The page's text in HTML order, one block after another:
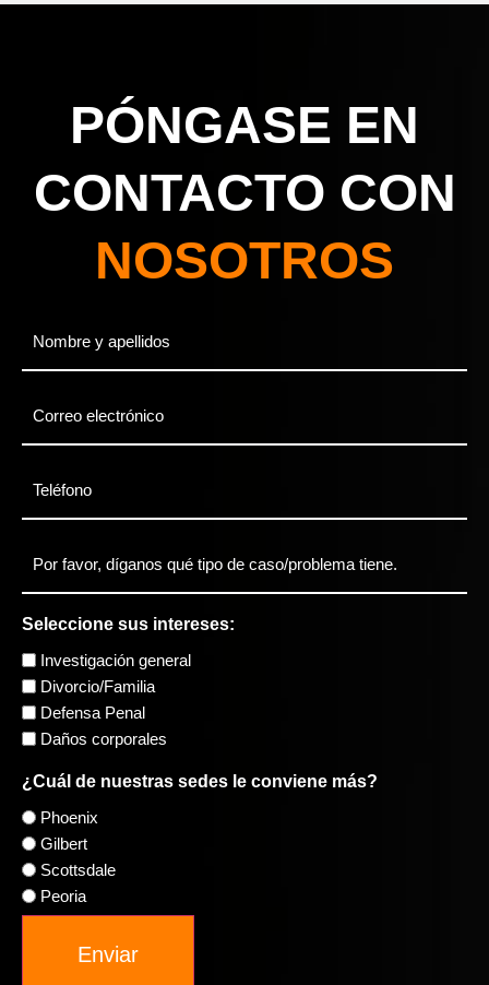
PÓNGASE EN
CONTACTO CON
NOSOTROS
Name *
Seleccione sus intereses:
Investigación general
Divorcio/Familia
Defensa Penal
Daños corporales
¿Cuál de nuestras sedes le conviene más?
Phoenix
Gilbert
Scottsdale
Peoria
Enviar